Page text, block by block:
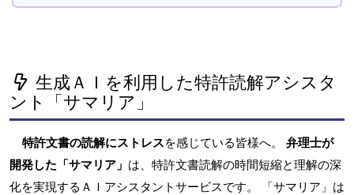
生成ＡＩを利用した特許読解アシスタ
ント「サマリア」
特許文書の読解にストレスを感じている皆様へ。 弁理士が
開発した「サマリア」 は、特許文書読解の時間短縮と理解の深
化を実現するＡＩアシスタントサービスです。 「サマリア」は